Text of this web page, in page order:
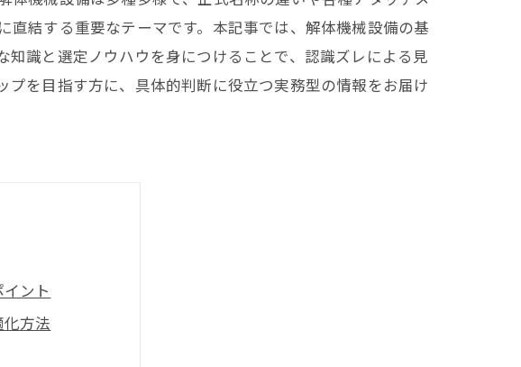
結する重要なテーマです。本記事では、解体機械設備の基
識と選定ノウハウを身につけることで、認識ズレによる見
を目指す方に、具体的判断に役立つ実務型の情報をお届け
ント
方法
重要性